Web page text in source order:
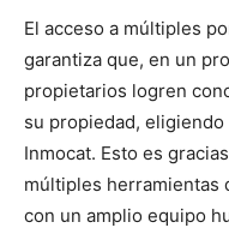
El acceso a múltiples
garantiza que, en un
propietarios logren
su propiedad,
Inmocat. Esto es
múltiples herramientas
con un amplio equipo